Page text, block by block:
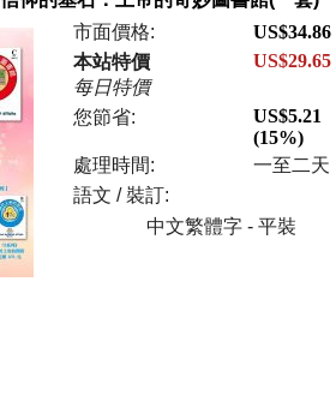
市面價格:
US$34.86
本站特價
每日特價
US$29.65
您節省:
US$5.21
(15%)
處理時間:
一至二天
語文 / 裝訂:
中文繁體字 - 平裝